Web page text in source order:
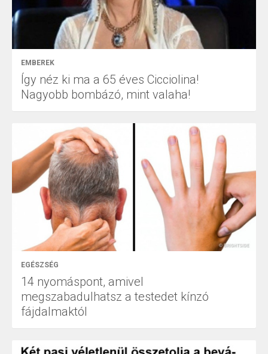
EMBEREK
Így néz ki ma a 65 éves Cicciolina!
Nagyobb bombázó, mint valaha!
EGÉSZSÉG
14 nyomáspont, amivel
megszabadulhatsz a testedet kínzó
fájdalmaktól